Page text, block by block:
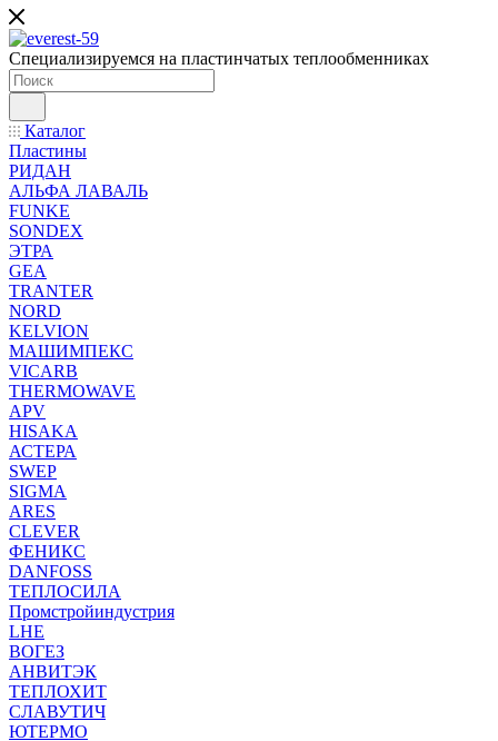
Специализируемся на пластинчатых теплообменниках
Каталог
Пластины
РИДАН
АЛЬФА ЛАВАЛЬ
FUNKE
SONDEX
ЭТРА
GEA
TRANTER
NORD
KELVION
МАШИМПЕКС
VICARB
THERMOWAVE
APV
HISAKA
АСТЕРА
SWEP
SIGMA
ARES
CLEVER
ФЕНИКС
DANFOSS
ТЕПЛОСИЛА
Промстройиндустрия
LHE
ВОГЕЗ
АНВИТЭК
ТЕПЛОХИТ
СЛАВУТИЧ
ЮТЕРМО